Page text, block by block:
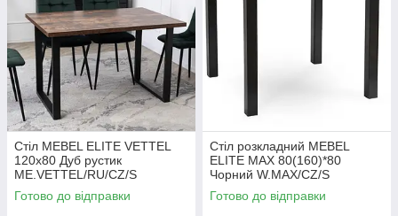
Стіл MEBEL ELITE VETTEL
120х80 Дуб рустик
ME.VETTEL/RU/CZ/S
Готово до відправки
Стіл розкладний MEBEL
ELITE MAX 80(160)*80
Чорний W.MAX/CZ/S
Готово до відправки